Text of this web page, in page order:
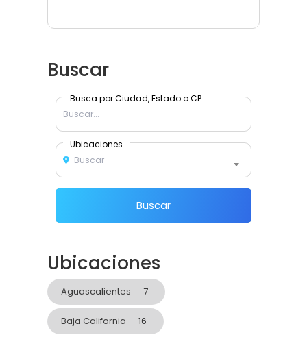
Buscar
Busca por Ciudad, Estado o CP
Ubicaciones
Buscar
Buscar
Ubicaciones
Aguascalientes 7
Baja California 16